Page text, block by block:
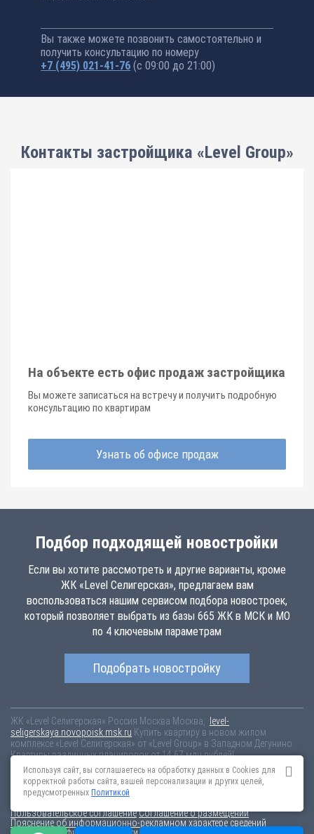
Вы также можете позвонить самостоятельно и
получить консультацию по номеру
+7 (495) 021-41-76 (с 09:00 до 21:00)
Контакты застройщика «Level Group»
На объекте есть офис продаж застройщика
Вы можете записаться на встречу и получить подробную
консультацию по квартирам
Узнать об офисе продаж
Подбор подходящей новостройки
Если вы хотите рассмотреть и другие варианты, кроме
ЖК «Level Селигерская», предлагаем вам
воспользоваться нашим сервисом подбора новостроек,
который позволяет выбрать из базы 665 ЖК в МСК и МО
по 4 ключевым параметрам
Подобрать новостройку
ЖК «Level Селигерская» Россия Москва Москва,
level-
seligerskaya.novopoisk.msk.ru Купить квартиру в новом жилом
комплексе «Level Селигерская» от «Level Group» в Западном Дегунино.
Квартиры различных планировок от 14.67 млн рублей!
Новостройки Санкт-ПетербургаНовостройки Москвы
Информация на сайте взята из открытых источников, не является
Пользовательское соглашениеСоглашение о размещении
Пояснение об информационно-рекламном характере сведений
Используя сайт, вы соглашаетесь на обработку данных в Cookies для
корректной работы сайта, вашей персонализации и других целей,
предусмотренных Политикой